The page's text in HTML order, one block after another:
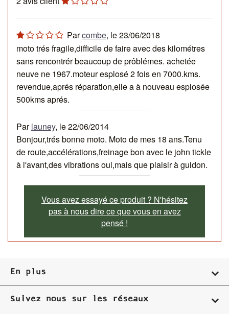
Parcombe, le23/06/2018
moto trés fragile,difficile de faire avec des kilométres
sans rencontrér beaucoup de prôblémes. achetée
neuve ne 1967.moteur esplosé 2 fois en 7000.kms.
revendue,aprés réparation,elle a à nouveau esplosée
500kms aprés.
Parlauney, le22/06/2014
Bonjour,trés bonne moto. Moto de mes 18 ans.Tenu
de route,accélérations,freinage bon avec le john tickle
à l'avant,des vibrations oui,mais que plaisir à guidon.
Vous avez essayé ce produit ? N'hésitez
pas à nous dire ce que vous en avez
pensé !
En plus
Suivez nous sur les réseaux